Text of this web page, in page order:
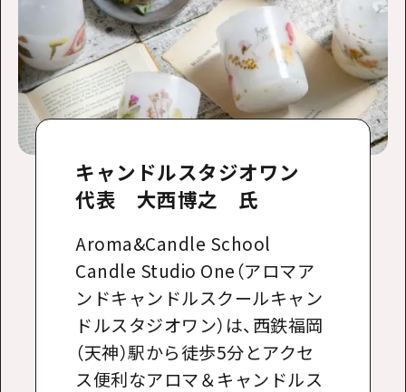
キャンドルスタジオワン
代表 大西博之 氏
Aroma&Candle School
Candle Studio One（アロマア
ンドキャンドルスクールキャン
ドルスタジオワン）は、西鉄福岡
（天神）駅から徒歩5分とアクセ
ス便利なアロマ＆キャンドルス